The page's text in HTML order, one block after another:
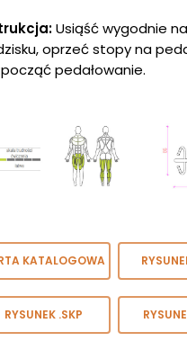
Usiąść wygodnie na
oprzeć stopy na
pedałowanie.
KATALOGOWA
RYSUNEK .SKP
O